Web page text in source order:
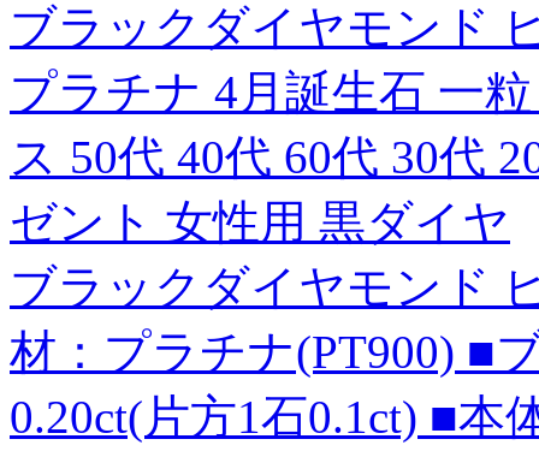
ブラックダイヤモンド
プラチナ 4月誕生石 一
ス 50代 40代 60代 30代
ゼント 女性用 黒ダイヤ
ブラックダイヤモンド
材：プラチナ(PT900) ■
0.20ct(片方1石0.1ct) ■本